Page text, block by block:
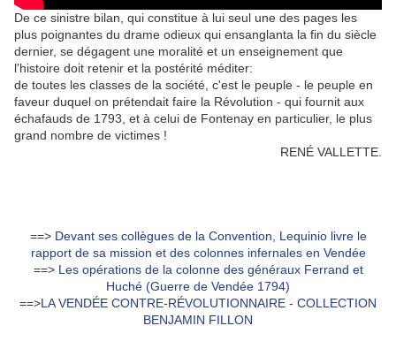
De ce sinistre bilan, qui constitue à lui seul une des pages les
plus poignantes du drame odieux qui ensanglanta la fin du siècle
dernier, se dégagent une moralité et un enseigne­ment que
l'histoire doit retenir et la postérité méditer:
de toutes les classes de la société, c'est le peuple - le peuple en
faveur duquel on prétendait faire la Révolution - qui fournit aux
échafauds de 1793, et à celui de Fontenay en particulier, le plus
grand nombre de victimes !
RENÉ VALLETTE.
==> Devant ses collègues de la Convention, Lequinio livre le
rapport de sa mission et des colonnes infernales en Vendée
==> Les opérations de la colonne des généraux Ferrand et
Huché (Guerre de Vendée 1794)
==>LA VENDÉE CONTRE-RÉVOLUTIONNAIRE - COLLECTION
BENJAMIN FILLON